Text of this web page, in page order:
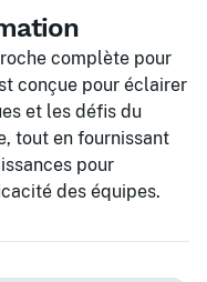
complète pour
conçue pour éclairer
et les défis du
tout en fournissant
pour
des équipes.